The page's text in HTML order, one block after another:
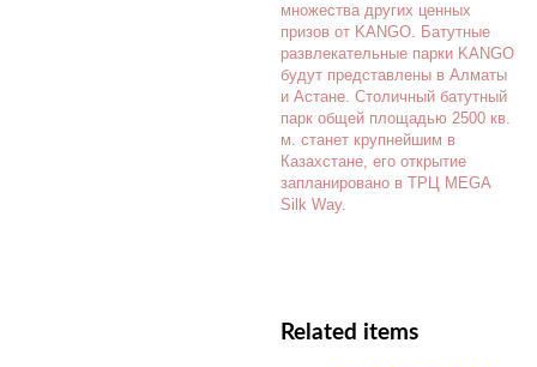
множества других ценных
призов от KANGO. Батутные
развлекательные парки KANGO
будут представлены в Алматы
и Астане. Столичный батутный
парк общей площадью 2500 кв.
м. станет крупнейшим в
Казахстане, его открытие
запланировано в ТРЦ MEGA
Silk Way.
Related items